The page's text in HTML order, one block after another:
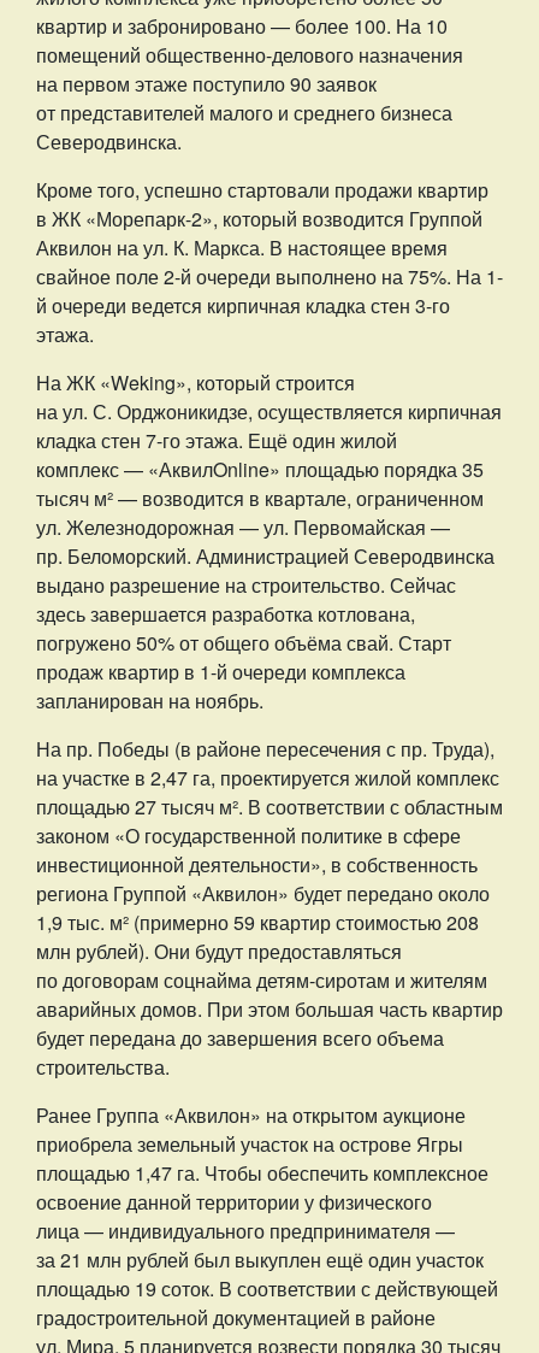
квартир и забронировано — более 100. На 10
помещений общественно-делового назначения
на первом этаже поступило 90 заявок
от представителей малого и среднего бизнеса
Северодвинска.
Кроме того, успешно стартовали продажи квартир
в ЖК «Морепарк-2», который возводится Группой
Аквилон на ул. К. Маркса. В настоящее время
свайное поле 2-й очереди выполнено на 75%. На 1-
й очереди ведется кирпичная кладка стен 3-го
этажа.
На ЖК «Weking», который строится
на ул. С. Орджоникидзе, осуществляется кирпичная
кладка стен 7-го этажа. Ещё один жилой
комплекс — «АквилOnline» площадью порядка 35
тысяч м² — возводится в квартале, ограниченном
ул. Железнодорожная — ул. Первомайская —
пр. Беломорский. Администрацией Северодвинска
выдано разрешение на строительство. Сейчас
здесь завершается разработка котлована,
погружено 50% от общего объёма свай. Старт
продаж квартир в 1-й очереди комплекса
запланирован на ноябрь.
На пр. Победы (в районе пересечения с пр. Труда),
на участке в 2,47 га, проектируется жилой комплекс
площадью 27 тысяч м². В соответствии с областным
законом «О государственной политике в сфере
инвестиционной деятельности», в собственность
региона Группой «Аквилон» будет передано около
1,9 тыс. м² (примерно 59 квартир стоимостью 208
млн рублей). Они будут предоставляться
по договорам соцнайма детям-сиротам и жителям
аварийных домов. При этом большая часть квартир
будет передана до завершения всего объема
строительства.
Ранее Группа «Аквилон» на открытом аукционе
приобрела земельный участок на острове Ягры
площадью 1,47 га. Чтобы обеспечить комплексное
освоение данной территории у физического
лица — индивидуального предпринимателя —
за 21 млн рублей был выкуплен ещё один участок
площадью 19 соток. В соответствии с действующей
градостроительной документацией в районе
ул. Мира, 5 планируется возвести порядка 30 тысяч